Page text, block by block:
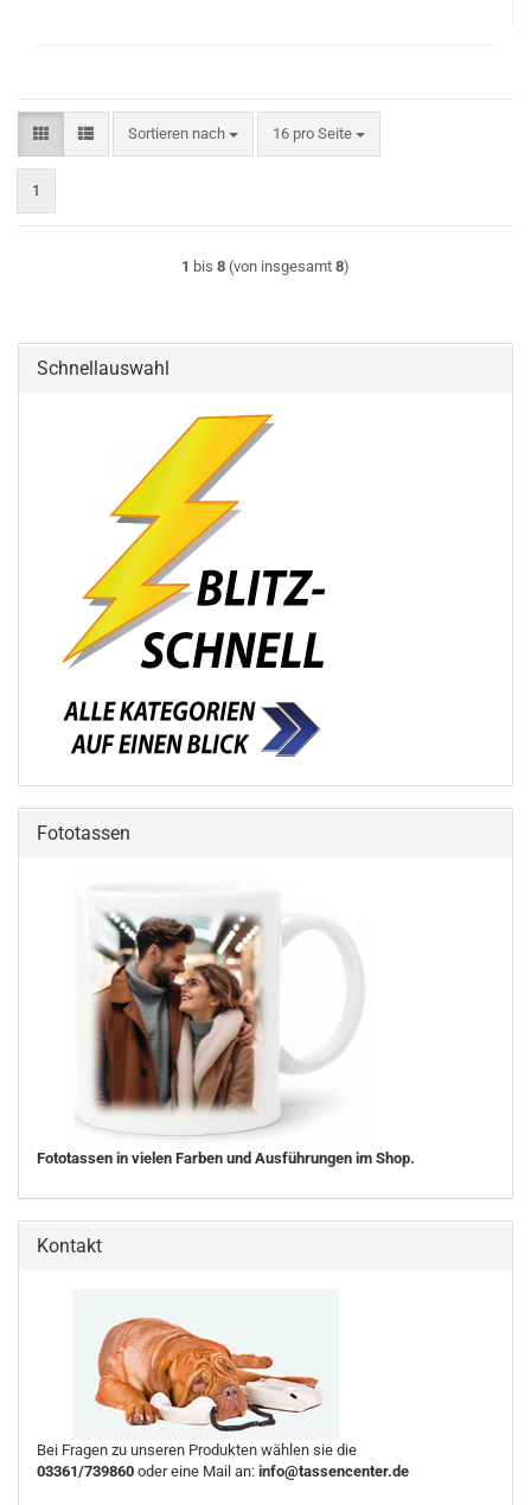
Sortieren nach
Sortieren nach 16 pro Seite
pro Seite
1
1 bis 8 (von insgesamt 8)
Schnellauswahl
Fototassen
Fototassen in vielen Farben und Ausführungen im Shop.
Kontakt
Bei Fragen zu unseren Produkten wählen sie die
03361/739860 oder eine Mail an: info@tassencenter.de